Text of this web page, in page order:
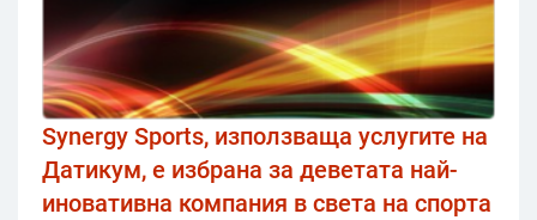
Synergy Sports, използваща услугите на
Датикум, е избрана за деветата най-
иновативна компания в света на спорта